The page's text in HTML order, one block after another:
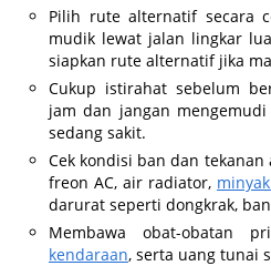
Pilih rute alternatif secara
mudik lewat jalan lingkar
siapkan rute alternatif jika
Cukup istirahat sebelum
jam dan jangan
sedang sakit.
Cek kondisi ban dan
freon AC, air radiator,
darurat seperti dongkrak,
Membawa obat-obatan
kendaraan, serta uang tunai